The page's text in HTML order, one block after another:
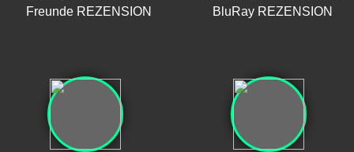
Freunde REZENSION
BluRay REZENSION